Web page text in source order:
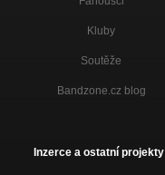
Kluby
Soutěže
Bandzone.cz blog
Inzerce a ostatní projekty